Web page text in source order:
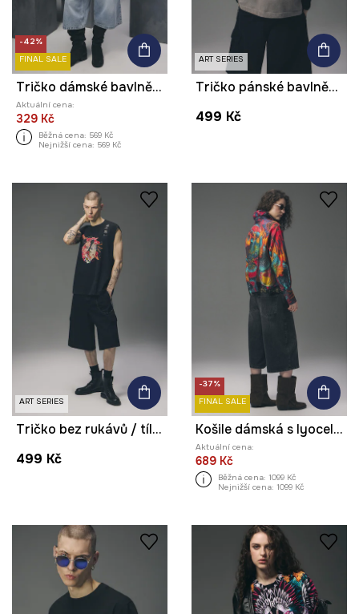
-42%
FINAL SALE
Tričko dámské bavlněné z kolekce Tattoo Art by Marcel Ustowski (MUS TATTOO)
Aktuální cena:
329 Kč
Běžná cena: 569 Kč
Nejnižší cena: 569 Kč
ART SERIES
Tričko pánské bavlněné z kolekce Tattoo Art by Tuan Nguyen
499 Kč
ART SERIES
Tričko bez rukávů / tílko pánské z kolekce Tattoo Art by Tuan Nguyen
499 Kč
-37%
FINAL SALE
Košile dámská s lyocellem z kolekce Tattoo Art by Tuan Nguyen
Aktuální cena:
689 Kč
Běžná cena: 1099 Kč
Nejnižší cena: 1099 Kč